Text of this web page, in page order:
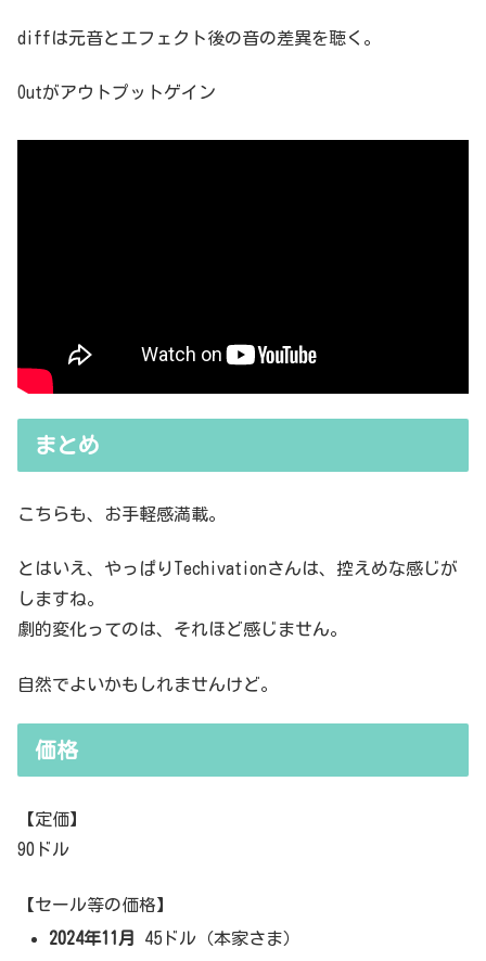
diffは元音とエフェクト後の音の差異を聴く。
Outがアウトプットゲイン
まとめ
こちらも、お手軽感満載。
とはいえ、やっぱりTechivationさんは、控えめな感じが
しますね。
劇的変化ってのは、それほど感じません。
自然でよいかもしれませんけど。
価格
【定価】
90ドル
【セール等の価格】
2024年11月
45ドル（本家さま）